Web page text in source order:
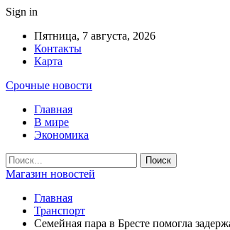
Sign in
Пятница, 7 августа, 2026
Контакты
Карта
Срочные новости
Главная
В мире
Экономика
Магазин новостей
Главная
Транспорт
Семейная пара в Бресте помогла